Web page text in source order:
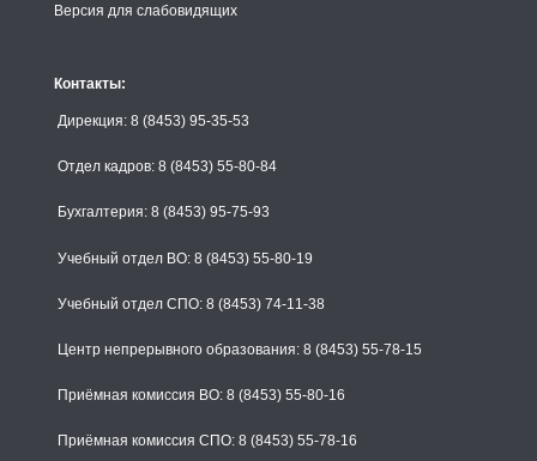
Версия для слабовидящих
Контакты:
Дирекция: 8 (8453) 95-35-53
Отдел кадров: 8 (8453) 55-80-84
Бухгалтерия: 8 (8453) 95-75-93
Учебный отдел ВО: 8 (8453) 55-80-19
Учебный отдел СПО: 8 (8453) 74-11-38
Центр непрерывного образования: 8 (8453) 55-78-15
Приёмная комиссия ВО: 8 (8453) 55-80-16
Приёмная комиссия СПО: 8 (8453) 55-78-16